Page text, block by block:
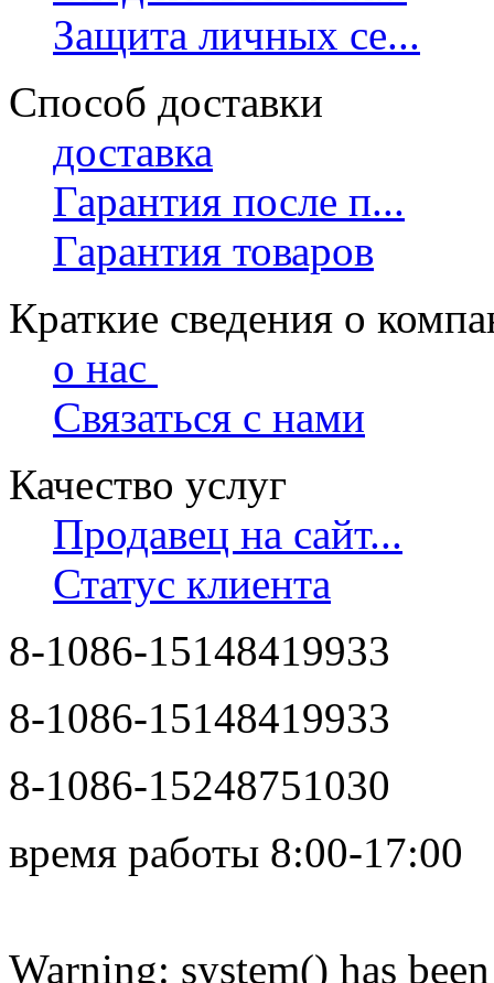
Защита личных се...
Способ доставки
доставка
Гарантия после п...
Гарантия товаров
Краткие сведения о
о нас
Связаться с нами
Качество услуг
Продавец на сайт...
Статус клиента
8-1086-15148419933
8-1086-15148419933
8-1086-15248751030
время работы 8:00-17:00
Warning: system() has